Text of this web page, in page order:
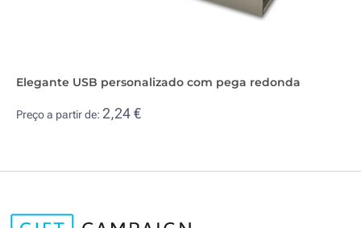
Elegante USB personalizado com pega redonda
Preço a partir de: 2,24 €